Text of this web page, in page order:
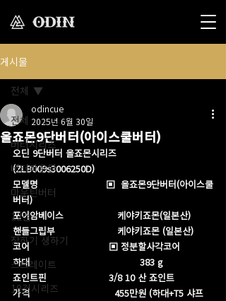
게시물
전체
버터시리즈
버터마운틴
마운틴버터
12검
장하기 생하기
스트레이트
10검시리즈
전체
올죠몬9단버터(아이스쿨버터)
odincue
2025년 6월 30일
오딘 9단버터 올죠몬시리즈
(ZLB009s3006250D)
모델명                        ▣  올죠몬9단버터(아이스쿨
버터)
포어암베이스                   케야키죠몬(일본산)
핸들그립부                      케야키죠몬 (일본산)
코어                            ▣ 정분할사각코어
하대                                       383 g
죠인트핀                      3/8 10 산 죠인트
가격                              455만원 (하대+T5 샤프